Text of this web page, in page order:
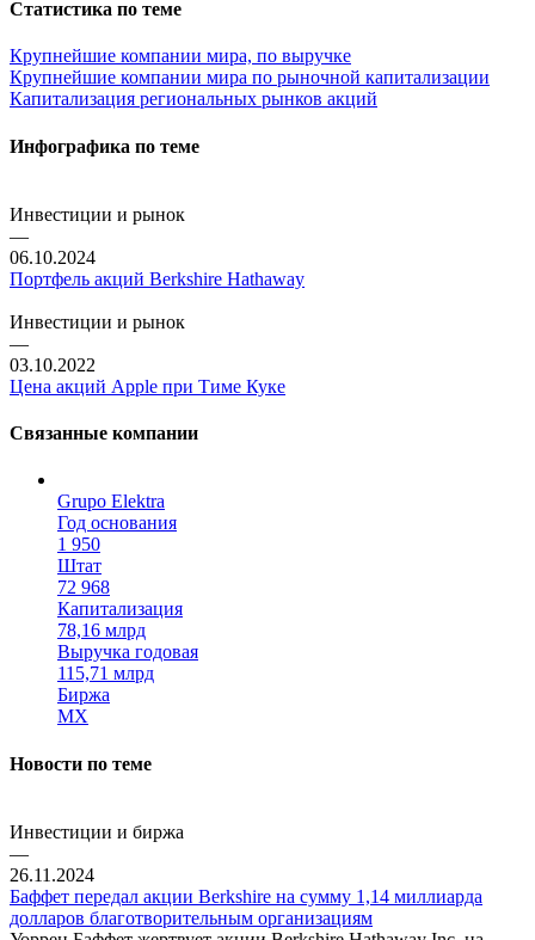
Статистика по теме
Крупнейшие компании мира, по выручке
Крупнейшие компании мира по рыночной капитализации
Капитализация региональных рынков акций
Инфографика по теме
Инвестиции и рынок
—
06.10.2024
Портфель акций Berkshire Hathaway
Инвестиции и рынок
—
03.10.2022
Цена акций Apple при Тиме Куке
Связанные компании
Grupo Elektra
Год основания
1 950
Штат
72 968
Капитализация
78,16 млрд
Выручка годовая
115,71 млрд
Биржа
MX
Новости по теме
Инвестиции и биржа
—
26.11.2024
Баффет передал акции Berkshire на сумму 1,14 миллиарда
долларов благотворительным организациям